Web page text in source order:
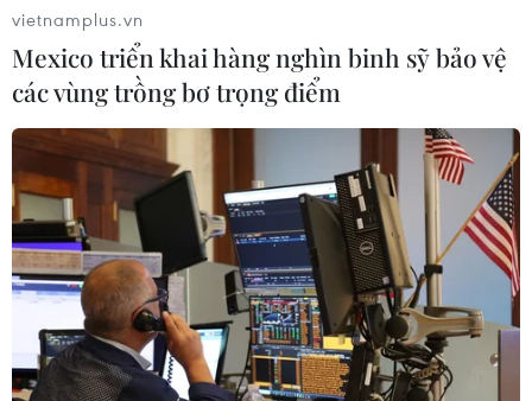
03/08/2026 23:10
Mỹ bán đồng euro để hỗ trợ Nhật
Bản vực dậy đồng yen
03/08/2026 15:34
Visa thúc đẩy hợp tác kiến tạo hạ
tầng số cho Chính phủ số Việt Nam
03/08/2026 14:01
vietnamplus.vn
Mexico triển khai hàng nghìn binh sỹ bảo vệ
các vùng trồng bơ trọng điểm